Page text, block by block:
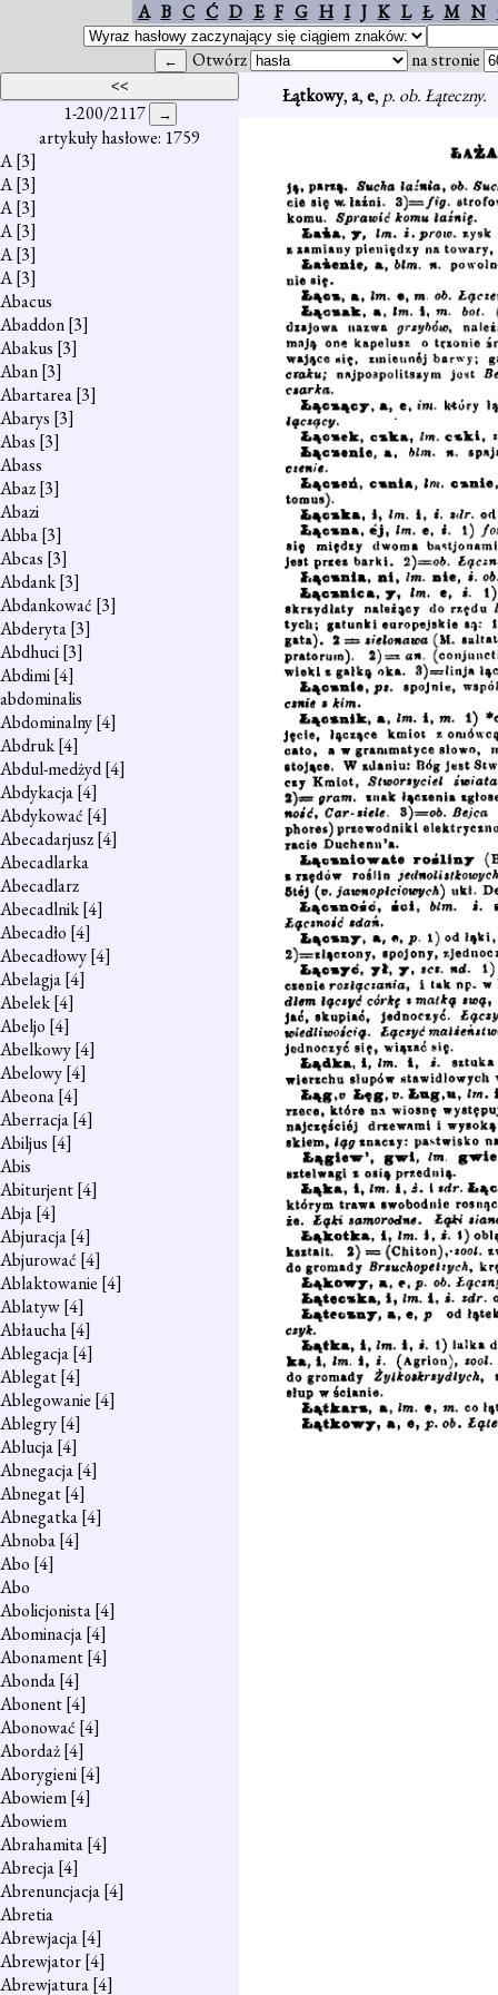
A B C Ć D E F G H I J K L Ł M N
Otwórz na stronie
1-200/2117
artykuły hasłowe: 1759
A[3]
A[3]
A[3]
A[3]
A[3]
A[3]
Abacus
Abaddon[3]
Abakus [3]
Aban[3]
Abartarea[3]
Abarys [3]
Abas [3]
Abass
Abaz[3]
Abazi
Abba[3]
Abcas [3]
Abdank[3]
Abdankować [3]
Abderyta[3]
Abdhuci[3]
Abdimi[4]
abdominalis
Abdominalny[4]
Abdruk[4]
Abdul-medżyd[4]
Abdykacja[4]
Abdykować [4]
Abecadarjusz[4]
Abecadlarka
Abecadlarz
Abecadlnik[4]
Abecadło [4]
Abecadłowy[4]
Abelagja[4]
Abelek[4]
Abeljo [4]
Abelkowy[4]
Abelowy[4]
Abeona[4]
Aberracja[4]
Abiljus [4]
Abis
Abiturjent[4]
Abja[4]
Abjuracja[4]
Abjurować [4]
Ablaktowanie [4]
Ablatyw[4]
Abłaucha[4]
Ablegacja[4]
Ablegat[4]
Ablegowanie [4]
Ablegry[4]
Ablucja[4]
Abnegacja[4]
Abnegat[4]
Abnegatka[4]
Abnoba[4]
Abo [4]
Abo
Abolicjonista[4]
Abominacja[4]
Abonament[4]
Abonda[4]
Abonent[4]
Abonować [4]
Abordaż[4]
Aborygieni[4]
Abowiem[4]
Abowiem
Abrahamita[4]
Abrecja[4]
Abrenuncjacja[4]
Abretia
Abrewjacja[4]
Abrewjator[4]
Abrewjatura[4]
Łątkowy,a,e, p. ob. Łąteczny.